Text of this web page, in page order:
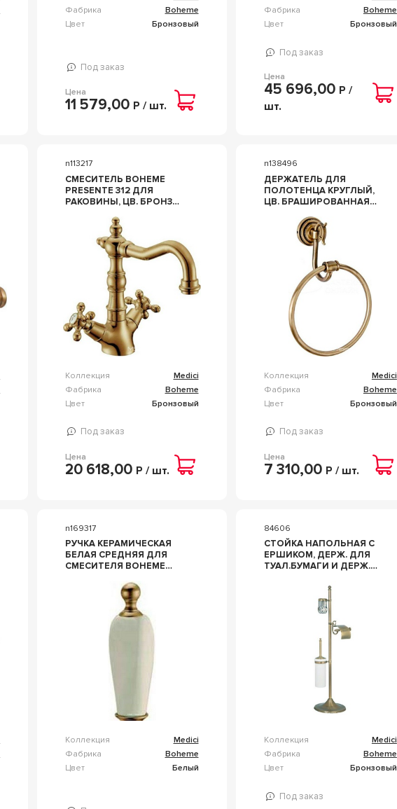
Фабрика
Boheme
Цвет
Бронзовый
Под заказ
Цена
11 579,00 Р / шт.
Фабрика
Boheme
Цвет
Бронзовый
Под заказ
Цена
45 696,00 Р /
шт.
n113217
СМЕСИТЕЛЬ BOHEME
PRESENTE 312 ДЛЯ
РАКОВИНЫ, ЦВ. БРОНЗА,
Коллекция
Medici
Фабрика
Boheme
Цвет
Бронзовый
Под заказ
Цена
20 618,00 Р / шт.
n138496
ДЕРЖАТЕЛЬ ДЛЯ
ПОЛОТЕНЦА КРУГЛЫЙ,
ЦВ. БРАШИРОВАННАЯ
MEDICI 10605
Коллекция
Medici
Фабрика
Boheme
Цвет
Бронзовый
Под заказ
Цена
7 310,00 Р / шт.
n169317
РУЧКА КЕРАМИЧЕСКАЯ
БЕЛАЯ СРЕДНЯЯ ДЛЯ
СМЕСИТЕЛЯ BOHEME
MEDICI ЗАП ЧАСТЬ ДЛЯ
Коллекция
Medici
Фабрика
Boheme
Цвет
Белый
84606
СТОЙКА НАПОЛЬНАЯ С
ЕРШИКОМ, ДЕРЖ. ДЛЯ
ТУАЛ.БУМАГИ И ДЕРЖ.
БРОНЗА ZZ BOHEME
MEDICI 10613
Коллекция
Medici
Фабрика
Boheme
Цвет
Бронзовый
Под заказ